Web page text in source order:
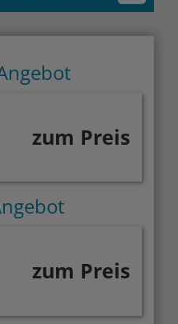
zum Preis
zum Preis